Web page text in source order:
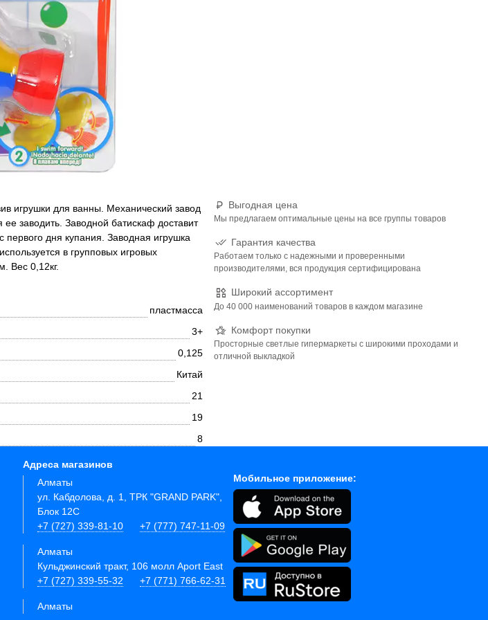
игрушки для ванны. Механический завод
заводить. Заводной батискаф доставит
первого дня купания. Заводная игрушка
в групповых игровых
Вес 0,12кг.
Выгодная цена
Мы предлагаем оптимальные цены на все группы товаров
Гарантия качества
Работаем только с надежными и проверенными
производителями, вся продукция сертифицирована
Широкий ассортимент
До 40 000 наименований товаров в каждом магазине
Комфорт покупки
Просторные светлые гипермаркеты с широкими проходами и
отличной выкладкой
пластмасса
3+
0,125
Китай
21
19
8
Адреса магазинов
Алматы
ул. Кабдолова, д. 1, ТРК "GRAND PARK",
Блок 12C
+7 (727) 339-81-10
+7 (777) 747-11-09
Алматы
Кульджинский тракт, 106 молл Aport East
+7 (727) 339-55-32
+7 (771) 766-62-31
Алматы
Мобильное приложение: